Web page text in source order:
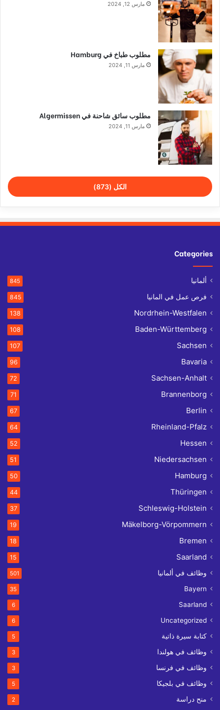
مارس 12, 2024
مطلوب طباخ في Hamburg
مارس 11, 2024
مطلوب سائق شاحنة في Algermissen
مارس 11, 2024
الكل (873)
Categories
ألمانيا 845
فرص عمل في المانيا 845
Nordrhein-Westfalen
138
Baden-Württemberg
108
Sachsen
107
Bavaria
96
Sachsen-Anhalt
72
Brannenborg
71
Berlin
67
Rheinland-Pfalz
64
Hessen
52
Niedersachsen
51
Hamburg
50
Thüringen
44
Schleswig-Holstein
37
Mäkelborg-Vörpommern
19
Bremen
18
Saarland
15
وظائف في ألمانيا 501
Bayern
35
Saarland
6
Uncategorized
6
كتابة سيرة ذاتية 5
وظائف في هولندا 3
وظائف في فرنسا 3
وظائف في بلجيكا 5
منح دراسة 2